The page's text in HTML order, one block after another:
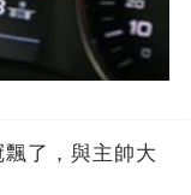
了，與主帥大